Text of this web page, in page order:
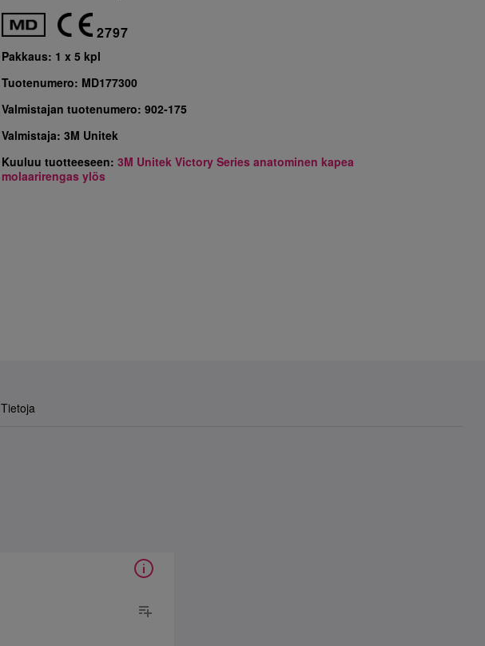
2797
Pakkaus: 1 x 5 kpl
Tuotenumero: MD177300
Valmistajan tuotenumero:902-175
Valmistaja:3M Unitek
Kuuluu tuotteeseen:3M Unitek Victory Series anatominen kapea
molaarirengas ylös
Tietoja